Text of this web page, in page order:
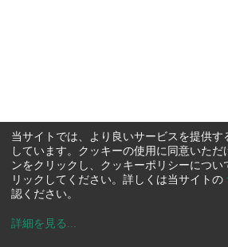
当サイトでは、より良いサービスを提供す
しています。クッキーの使用に同意いただ
ンをクリックし、クッキーポリシーについ
リックしてください。詳しくは当サイトの
認ください。
詳細を見る ...